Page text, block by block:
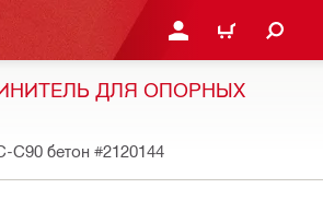
ВОЙДИТЕ В СВОЮ
КОРЗИНА
ДЛЯ ОПОРНЫХ
C90 бетон #2120144